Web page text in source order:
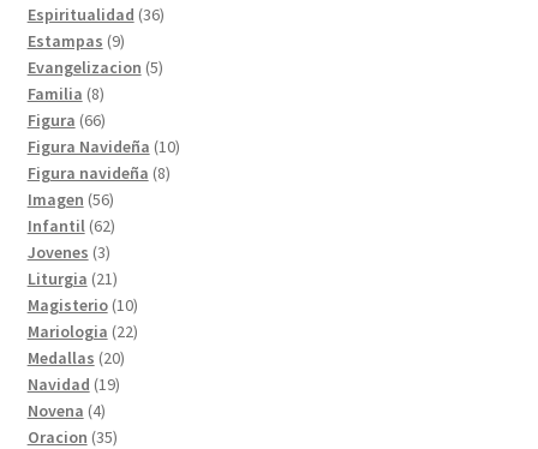
productos
Espiritualidad 3636
Estampas 99
productos
Evangelizacion 55
Familia 88
productos
Figura 6666
productos
Figura Navideña 1010
Figura navideña 88
Imagen 5656
productos
Infantil 6262
productos
Jovenes 33
productos
Liturgia 2121
productos
Magisterio 1010
productos
Mariologia 2222
Medallas 2020
productos
Navidad 1919
Novena 44
productos
Oracion 3535